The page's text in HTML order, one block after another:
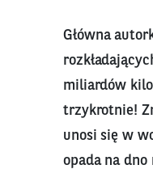
Główna
miliardów
trzykrotnie!
unosi się w
opada na dno